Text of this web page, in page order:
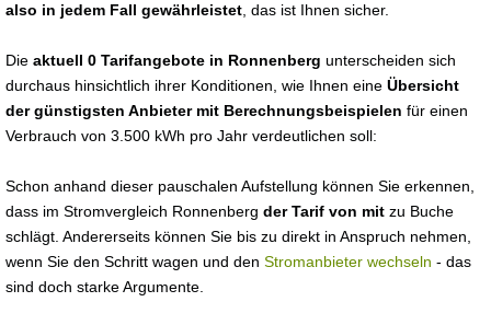
also in jedem Fall gewährleistet , das ist Ihnen sicher.
Die aktuell 0 Tarifangebote in Ronnenberg unterscheiden sich
durchaus hinsichtlich ihrer Konditionen, wie Ihnen eine Übersicht
der günstigsten Anbieter mit Berechnungsbeispielen für einen
Verbrauch von 3.500 kWh pro Jahr verdeutlichen soll:
Schon anhand dieser pauschalen Aufstellung können Sie erkennen,
dass im Stromvergleich Ronnenberg der Tarif von mit zu Buche
schlägt. Andererseits können Sie bis zu direkt in Anspruch nehmen,
wenn Sie den Schritt wagen und den Stromanbieter wechseln - das
sind doch starke Argumente.